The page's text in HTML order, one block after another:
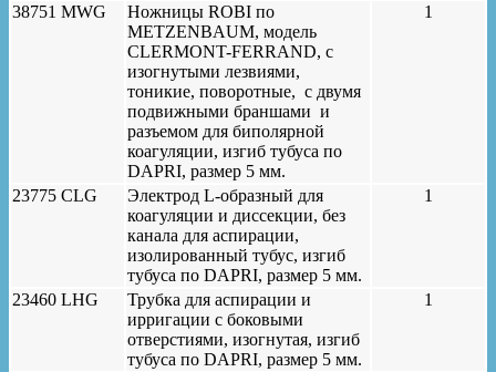
38751 MWG
Ножницы ROBI по
METZENBAUM, модель
CLERMONT-FERRAND, с
изогнутыми лезвиями,
тоникие, поворотные, с двумя
подвижными браншами и
разъемом для биполярной
коагуляции, изгиб тубуса по
DAPRI, размер 5 мм.
1
23775 CLG
Электрод L-образный для
коагуляции и диссекции, без
канала для аспирации,
изолированный тубус, изгиб
тубуса по DAPRI, размер 5 мм.
1
23460 LHG
Трубка для аспирации и
ирригации с боковыми
отверстиями, изогнутая, изгиб
тубуса по DAPRI, размер 5 мм.
1